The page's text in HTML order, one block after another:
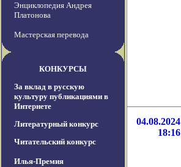
Энциклопедия Андрея
Платонова
Мастерская перевода
КОНКУРСЫ
За вклад в русскую
культуру публикациями в
Интернете
Литературный конкурс
Читательский конкурс
Илья-Премия
04.08.2024
18:16